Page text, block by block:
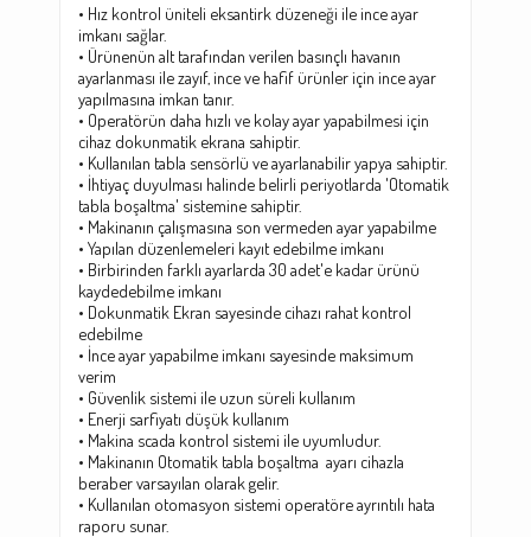
• Hız kontrol üniteli eksantirk düzeneği ile ince ayar
imkanı sağlar.
• Ürünenün alt tarafından verilen basınçlı havanın
ayarlanması ile zayıf, ince ve hafif ürünler için ince ayar
yapılmasına imkan tanır.
• Operatörün daha hızlı ve kolay ayar yapabilmesi için
cihaz dokunmatik ekrana sahiptir.
• Kullanılan tabla sensörlü ve ayarlanabilir yapya sahiptir.
• İhtiyaç duyulması halinde belirli periyotlarda 'Otomatik
tabla boşaltma' sistemine sahiptir.
• Makinanın çalışmasına son vermeden ayar yapabilme
• Yapılan düzenlemeleri kayıt edebilme imkanı
• Birbirinden farklı ayarlarda 30 adet'e kadar ürünü
kaydedebilme imkanı
• Dokunmatik Ekran sayesinde cihazı rahat kontrol
edebilme
• İnce ayar yapabilme imkanı sayesinde maksimum
verim
• Güvenlik sistemi ile uzun süreli kullanım
• Enerji sarfiyatı düşük kullanım
• Makina scada kontrol sistemi ile uyumludur.
• Makinanın Otomatik tabla boşaltma ayarı cihazla
beraber varsayılan olarak gelir.
• Kullanılan otomasyon sistemi operatöre ayrıntılı hata
raporu sunar.